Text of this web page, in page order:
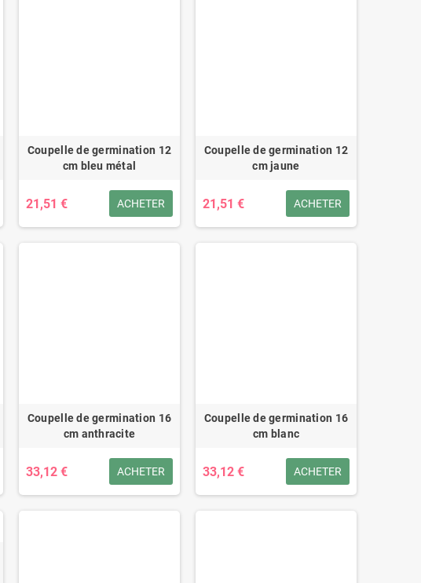
Coupelle de germination 12
cm bleu métal
21,51 € ACHETER
Coupelle de germination 12
cm jaune
21,51 € ACHETER
Coupelle de germination 16
cm anthracite
33,12 € ACHETER
Coupelle de germination 16
cm blanc
33,12 € ACHETER